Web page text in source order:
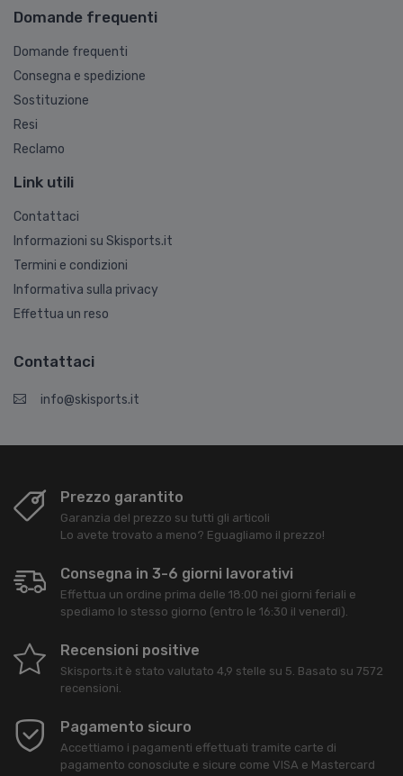
Domande frequenti
Domande frequenti
Consegna e spedizione
Sostituzione
Resi
Reclamo
Link utili
Contattaci
Informazioni su Skisports.it
Termini e condizioni
Informativa sulla privacy
Effettua un reso
Contattaci
info@skisports.it
Prezzo garantito
Garanzia del prezzo su tutti gli articoli
Lo avete trovato a meno? Eguagliamo il prezzo!
Consegna in 3-6 giorni lavorativi
Effettua un ordine prima delle 18:00 nei giorni feriali e
spediamo lo stesso giorno (entro le 16:30 il venerdì).
Recensioni positive
Skisports.it è stato valutato 4,9 stelle su 5. Basato su 7572
recensioni.
Pagamento sicuro
Accettiamo i pagamenti effettuati tramite carte di
pagamento conosciute e sicure come VISA e Mastercard